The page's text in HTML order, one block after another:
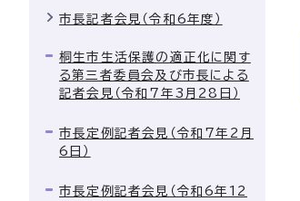
市長記者会見（令和6年度）
桐生市生活保護の適正化に関す
る第三者委員会及び市長による
記者会見（令和7年3月28日）
市長定例記者会見（令和7年2月
6日）
市長定例記者会見（令和6年12